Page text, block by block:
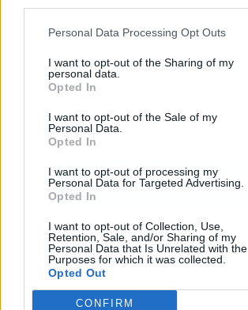
Personal Data Processing Opt Outs
I want to opt-out of the Sharing of my
personal data.
Opted In
I want to opt-out of the Sale of my
Personal Data.
Opted In
I want to opt-out of processing my
Personal Data for Targeted Advertising.
Opted In
I want to opt-out of Collection, Use,
Retention, Sale, and/or Sharing of my
Personal Data that Is Unrelated with the
Purposes for which it was collected.
Opted Out
CONFIRM
Los más vistos